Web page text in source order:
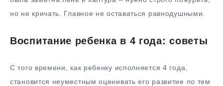
но не кричать. Главное не оставаться равнодушными.
Воспитание ребенка в 4 года: советы
С того времени, как ребенку исполняется 4 года,
становится неуместным оценивать его развитие по тем